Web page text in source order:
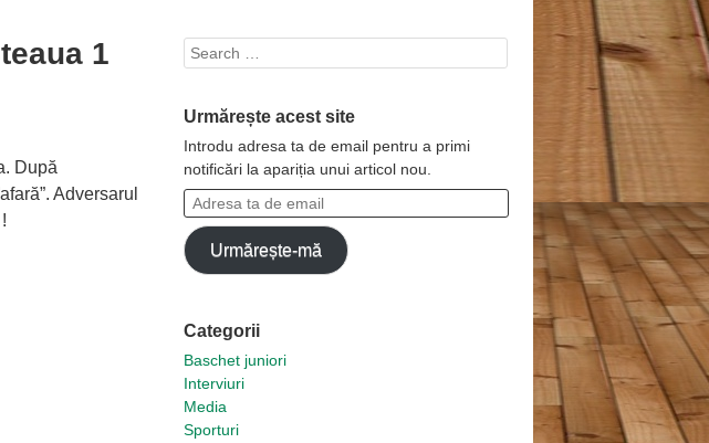
1
După
Adversarul
Search
Urmărește acest site
Introdu adresa ta de email pentru a primi
notificări la apariția unui articol nou.
Adresa
ta
de
email
Urmărește-mă
Categorii
Baschet juniori
Interviuri
Media
Sporturi